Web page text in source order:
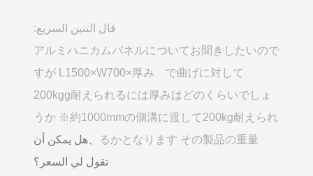
قال التنين السريع:
アルミハニカムパネルについてお聞きしたいので
すが L1500×W700×厚み で曲げに対して
200kgg耐えられるには厚みはどのくらいでしょ
うか ※約1000mmの側溝に渡して200kg耐えられ
るかとなります その製品の重量
、هل يمكن أن
تقول لي السعر؟